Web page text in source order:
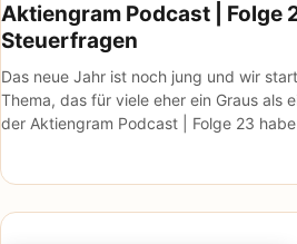
Aktiengram Podcast | Folge
Steuerfragen
Das neue Jahr ist noch jung und wir
Thema, das für viele eher ein Graus als
der Aktiengram Podcast | Folge 23